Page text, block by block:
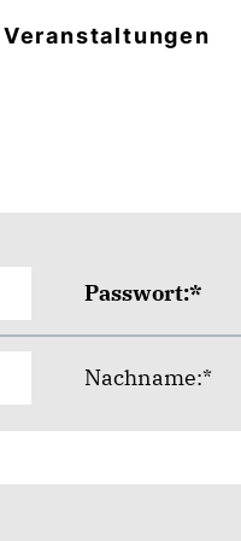
Veranstaltungen
Passwort:*
Nachname:*